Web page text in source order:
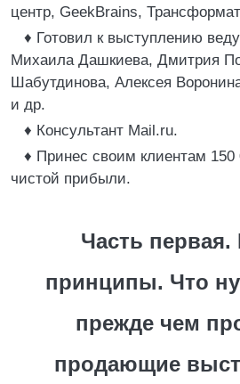
центр, GeekBrains,
♦ Готовил к выступлению
Михаила Дашкиева, Дмитрия
Шабутдинова, Алексея
и др.
♦ Консультант Mail.ru.
♦ Принес своим клиентам 150
чистой прибыли.
Часть
принципы. Что
прежде чем
продающие